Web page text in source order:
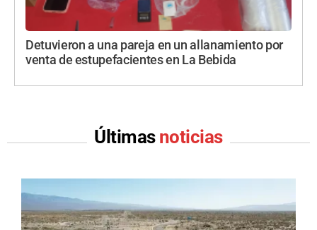
Detuvieron a una pareja en un allanamiento por
venta de estupefacientes en La Bebida
Últimas noticias